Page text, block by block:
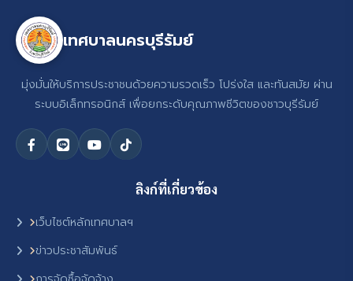
เทศบาลนครบุรีรัมย์
มุ่งมั่นให้บริการประชาชนด้วยความรวดเร็ว โปร่งใส และทันสมัย ผ่าน
ระบบอิเล็กทรอนิกส์ เพื่อยกระดับคุณภาพชีวิตของชาวบุรีรัมย์
ลิงก์ที่เกี่ยวข้อง
เว็บไซต์หลักเทศบาลฯ
ข่าวประชาสัมพันธ์